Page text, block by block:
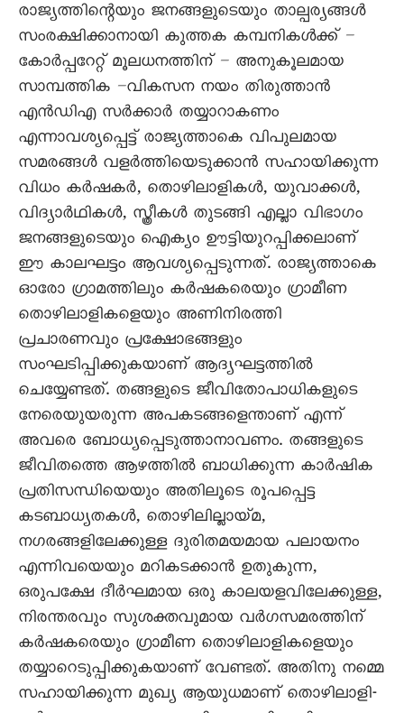
രാജ്യത്തിന്റെയും ജനങ്ങളുടെയും താല്പര്യങ്ങൾ
സംരക്ഷിക്കാനായി കുത്തക കമ്പനികൾക്ക് –
കോർപ്പറേറ്റ് മൂലധനത്തിന് – അനുകൂലമായ
സാമ്പത്തിക –വികസന നയം തിരുത്താൻ
എൻഡിഎ സർക്കാർ തയ്യാറാകണം
എന്നാവശ്യപ്പെട്ട് രാജ്യത്താകെ വിപുലമായ
സമരങ്ങൾ വളർത്തിയെടുക്കാൻ സഹായിക്കുന്ന
വിധം കർഷകർ, തൊഴിലാളികൾ, യുവാക്കൾ,
വിദ്യാർഥികൾ, സ്ത്രീകൾ തുടങ്ങി എല്ലാ വിഭാഗം
ജനങ്ങളുടെയും ഐക്യം ഊട്ടിയുറപ്പിക്കലാണ്
ഈ കാലഘട്ടം ആവശ്യപ്പെടുന്നത്. രാജ്യത്താകെ
ഓരോ ഗ്രാമത്തിലും കർഷകരെയും ഗ്രാമീണ
തൊഴിലാളികളെയും അണിനിരത്തി
പ്രചാരണവും പ്രക്ഷോഭങ്ങളും
സംഘടിപ്പിക്കുകയാണ് ആദ്യഘട്ടത്തിൽ
ചെയ്യേണ്ടത്. തങ്ങളുടെ ജീവിതോപാധികളുടെ
നേരെയുയരുന്ന അപകടങ്ങളെന്താണ് എന്ന്
അവരെ ബോധ്യപ്പെടുത്താനാവണം. തങ്ങളുടെ
ജീവിതത്തെ ആഴത്തിൽ ബാധിക്കുന്ന കാർഷിക
പ്രതിസന്ധിയെയും അതിലൂടെ രൂപപ്പെട്ട
കടബാധ്യതകൾ, തൊഴിലില്ലായ്മ,
നഗരങ്ങളിലേക്കുള്ള ദുരിതമയമായ പലായനം
എന്നിവയെയും മറികടക്കാൻ ഉതുകുന്ന,
ഒരുപക്ഷേ ദീർഘമായ ഒരു കാലയളവിലേക്കുള്ള,
നിരന്തരവും സുശക്തവുമായ വർഗസമരത്തിന്
കർഷകരെയും ഗ്രാമീണ തൊഴിലാളികളെയും
തയ്യാറെടുപ്പിക്കുകയാണ് വേണ്ടത്. അതിനു നമ്മെ
സഹായിക്കുന്ന മുഖ്യ ആയുധമാണ് തൊഴിലാളി-